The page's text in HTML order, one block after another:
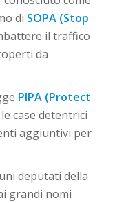
di SOPA (Stop
il traffico
da
PIPA (Protect
case detentrici
aggiuntivi per
deputati della
grandi nomi